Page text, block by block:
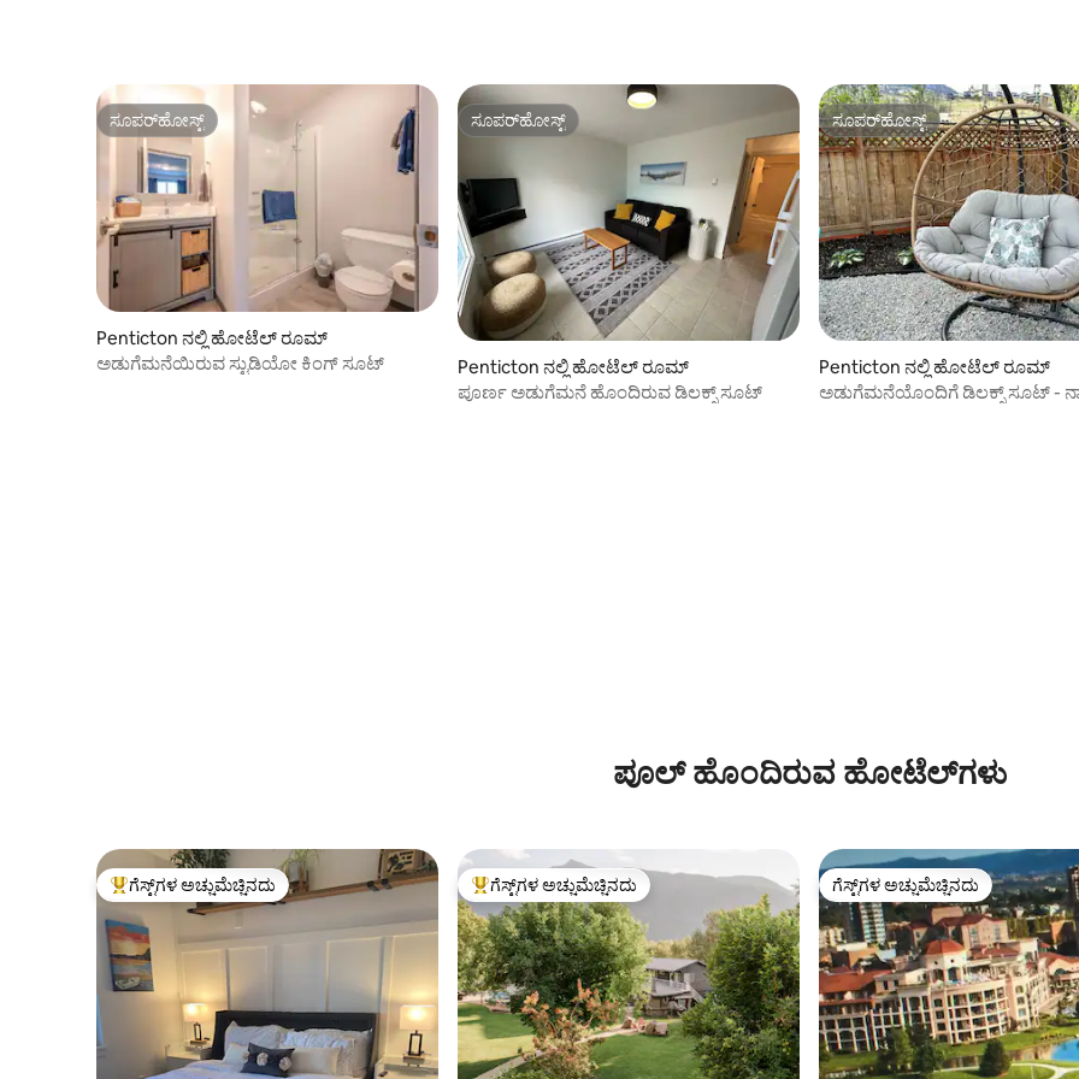
ಸೂಪರ್‌ಹೋಸ್ಟ್
ಸೂಪರ್‌ಹೋಸ್ಟ್
Penticton ನಲ್ಲಿ ಹೋಟೆಲ್ ರೂಮ್
ಅಡುಗೆಮನೆಯಿರುವ ಸ್ಟುಡಿಯೋ ಕಿಂಗ್ ಸೂಟ್
ಸೂಪರ್‌ಹೋಸ್ಟ್
ಸೂಪರ್‌ಹೋಸ್ಟ್
Penticton ನಲ್ಲಿ ಹೋಟೆಲ್ ರೂಮ್
ಪೂರ್ಣ ಅಡುಗೆಮನೆ ಹೊಂದಿರುವ ಡಿಲಕ್ಸ್ ಸೂಟ್
ಸೂಪರ್‌ಹೋಸ್ಟ್
ಸೂಪರ್‌ಹೋಸ್ಟ್
Penticton ನಲ್ಲಿ ಹೋಟೆಲ್ ರೂಮ್
ಅಡುಗೆಮನೆಯೊಂದಿಗೆ ಡಿಲಕ್ಸ್ ಸೂಟ್ -
ಪೂಲ್ ಹೊಂದಿರುವ ಹೋಟೆಲ್‌ಗಳು
ಗೆಸ್ಟ್‌ಗಳಿಗೆ ಅತಿ ಹೆಚ್ಚು ಅಚ್ಚುಮೆಚ್ಚಿನದು
ಗೆಸ್ಟ್‌ಗಳ ಅಚ್ಚುಮೆಚ್ಚಿನದು ಗೆಸ್ಟ್‌ಗಳಿಗೆ ಅತಿ ಹೆಚ್ಚು ಅಚ್ಚುಮೆಚ್ಚಿನದು
ಗೆಸ್ಟ್‌ಗಳ ಅಚ್ಚುಮೆಚ್ಚಿನದು ಗೆಸ್ಟ್‌ಗಳ ಅಚ್ಚುಮೆಚ್ಚಿನದು
ಗೆಸ್ಟ್‌ಗಳ ಅಚ್ಚುಮೆಚ್ಚಿನದು